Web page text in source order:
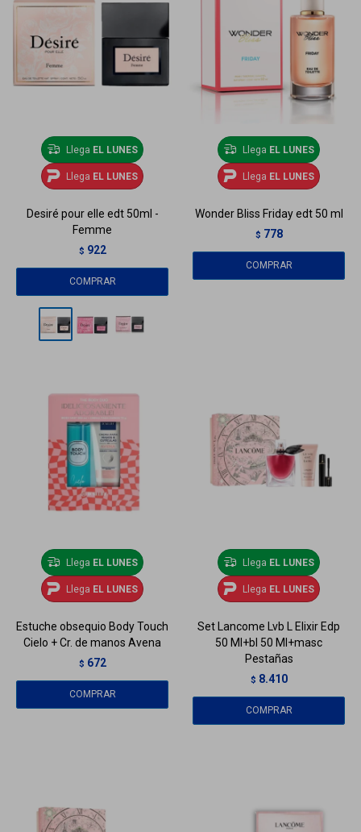
Llega EL LUNES
Llega EL LUNES
Desiré pour elle edt 50ml -
Femme
$ 922
Llega EL LUNES
Llega EL LUNES
Wonder Bliss Friday edt 50 ml
$ 778
Llega EL LUNES
Llega EL LUNES
Estuche obsequio Body Touch
Cielo + Cr. de manos Avena
$ 672
Llega EL LUNES
Llega EL LUNES
Set Lancome Lvb L Elixir Edp
50 Ml+bl 50 Ml+masc
Pestañas
$ 8.410